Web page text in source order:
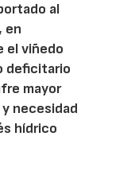
al
en
el viñedo
deficitario
mayor
necesidad
hídrico